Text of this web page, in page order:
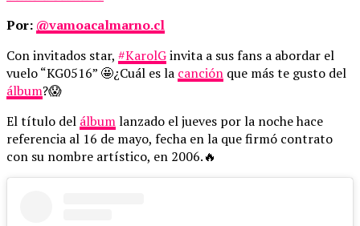
Por: @vamoacalmarno.cl
Con invitados star, #KarolGinvita a sus fans a abordar el
vuelo “KG0516” 🤩¿Cuál es la canción que más te gusto del
álbum?😱
El título del álbumlanzado el jueves por la noche hace
referencia al 16 de mayo, fecha en la que firmó contrato
con su nombre artístico, en 2006.🔥